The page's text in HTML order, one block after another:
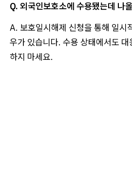
Q. 외국인보호소에 수용됐는데 나
A. 보호일시해제 신청을 통해 일시
우가 있습니다. 수용 상태에서도 대
하지 마세요.